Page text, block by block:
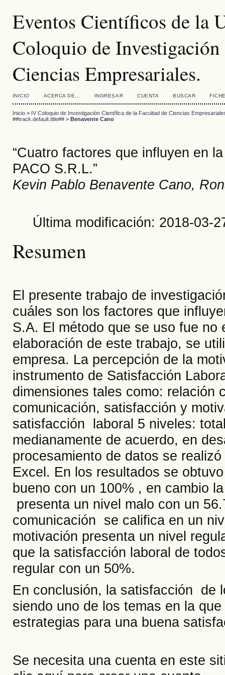
Eventos Científicos de la
Coloquio de
Ciencias Empresariales.
INICIO ACERCA DE... INGRESAR CUENTA BUSCAR
Inicio> IV Coloquio de Investigación Científica de la Facultad de Ciencias
##track.default.title##> Benavente Cano
“Cuatro factores que influyen en
PACO S.R.L.”
Kevin Pablo Benavente Cano,
Última modificación: 2018-03-
Resumen
El presente trabajo de
cuáles son los factores que
S.A. El método que se uso fue
elaboración de este trabajo, se
empresa. La percepción de la
instrumento de Satisfacción
dimensiones tales como: relación
comunicación, satisfacción y
satisfacción laboral 5 niveles:
medianamente de acuerdo, en
procesamiento de datos se
Excel. En los resultados se
bueno con un 100% , en cambio
presenta un nivel malo con un
comunicación se califica en un
motivación presenta un nivel
que la satisfacción laboral de
regular con un 50%.
En conclusión, la satisfacción de
siendo uno de los temas en la
estrategias para una buena
Se necesita una cuenta en este